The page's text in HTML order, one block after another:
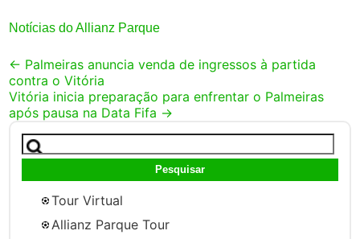
Notícias do Allianz Parque
Post
navigation
← Palmeiras anuncia venda de ingressos à partida
contra o Vitória
Vitória inicia preparação para enfrentar o Palmeiras
após pausa na Data Fifa →
Pesquisar
por:
Tour Virtual
Allianz Parque Tour